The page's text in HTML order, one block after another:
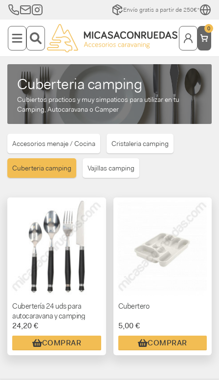
Envío gratis a partir de 250€*
0
Cuberteria camping
Cubiertos practicos y muy simpaticos para utilizar en tu
Camping, Autocaravana o Camper
Accesorios menaje / Cocina Cristaleria camping
Cuberteria camping Vajillas camping
Cubertería 24 uds para
autocaravana y camping
24,20 €
COMPRAR
Cubertero
5,00 €
COMPRAR